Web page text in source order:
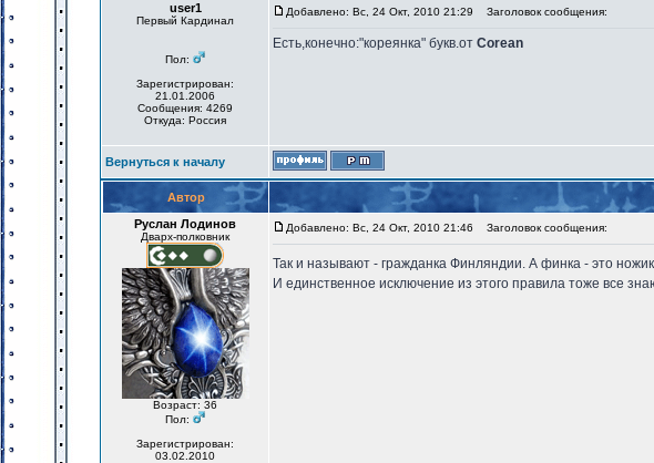
user1
Первый Кардинал
Пол:
Зарегистрирован:
21.01.2006
Сообщения: 4269
Откуда: Россия
Добавлено: Вс, 24 Окт, 2010 21:29 Заголовок сообщения:
Есть,конечно:"кореянка" букв.от Corean
Вернуться к началу
Автор
Руслан Лодинов
Дварх-полковник
Возраст: 36
Пол:
Зарегистрирован:
03.02.2010
Добавлено: Вс, 24 Окт, 2010 21:46 Заголовок сообщения:
Так и называют - гражданка Финляндии. А финка - это ножик
И единственное исключение из этого правила тоже все